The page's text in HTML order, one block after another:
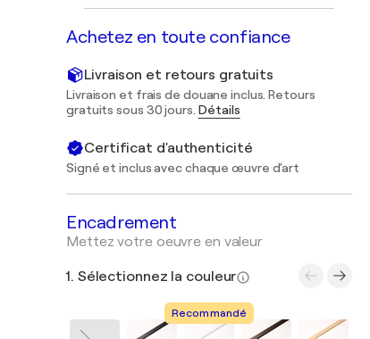
Achetez en toute confiance
Livraison et retours gratuits
Livraison et frais de douane inclus. Retours
gratuits sous 30 jours. Détails
Certificat d'authenticité
Signé et inclus avec chaque œuvre d'art
Encadrement
Mettez votre oeuvre en valeur
1. Sélectionnez la couleur
Recommandé